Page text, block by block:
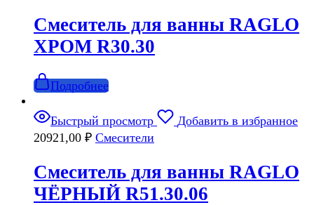
Смеситель для ванны RAGLO
ХРОМ R30.30
Подробнее
Быстрый просмотр
Добавить в избранное
20921,00 ₽ Смесители
Смеситель для ванны RAGLO
ЧЁРНЫЙ R51.30.06